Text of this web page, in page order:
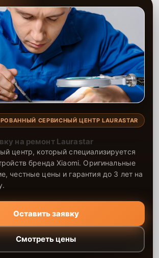
СЕРВИСНЫЙ ЦЕНТР LAURASTAR
на ремонт Laurastar
центр, который специализируется
бренда Xiaomi. Оригинальные
честные цены и гарантия до 3 лет на
Оставить заявку
Смотреть цены